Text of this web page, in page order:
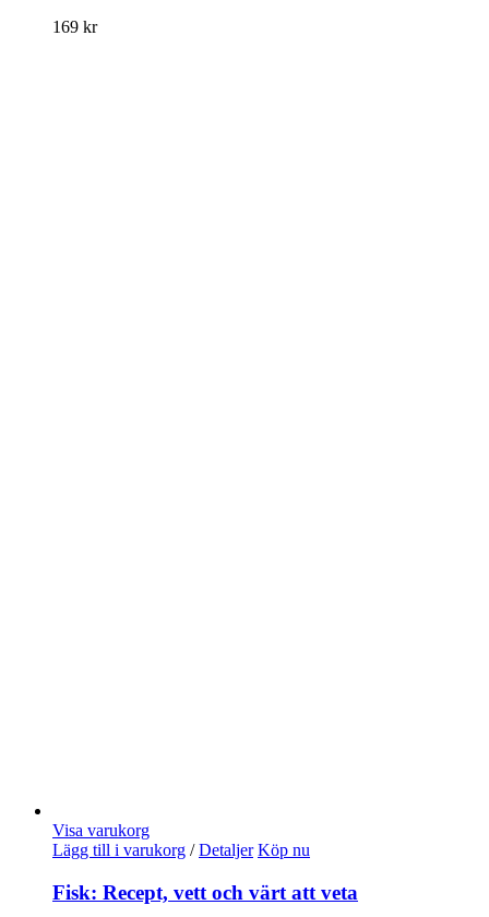
169 kr
Visa varukorg
Lägg till i varukorg / Detaljer Köp nu
Fisk: Recept, vett och värt att veta